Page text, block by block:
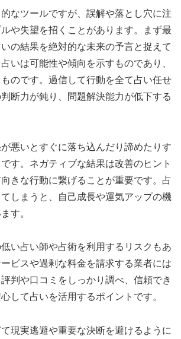
なツールですが、誤解や落とし穴に注
や失望を招くことがあります。まず最
の結果を絶対的な未来の予言と捉えて
いは可能性や傾向を示すものであり、
のです。過信して行動を全て占い任せ
断力が鈍り、問題解決能力が低下する
悪いとすぐに落ち込んだり諦めたりす
す。ネガティブな結果は改善のヒント
きな行動に繋げることが重要です。占
しまうと、自己成長や運気アップの機
す。
い占い師や占術を利用するリスクもあ
ビスや過剰な料金を請求する業者には
判や口コミをしっかり調べ、信頼でき
して占いを活用するポイントです。
現実逃避や重要な決断を避けるように